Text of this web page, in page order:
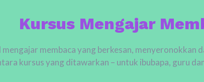
Kursus Mengajar
membaca yang berkesan, menyeronokkan
kursus yang ditawarkan – untuk ibubapa, guru